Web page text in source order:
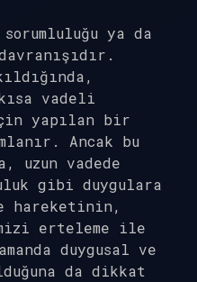
ya da
vadeli
yapılan bir
Ancak bu
uzun vadede
gibi duygulara
hareketinin,
erteleme ile
duygusal ve
da dikkat